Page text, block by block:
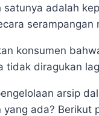
adalah
konsumen
tidak diragukan
arsip
ada? Berikut